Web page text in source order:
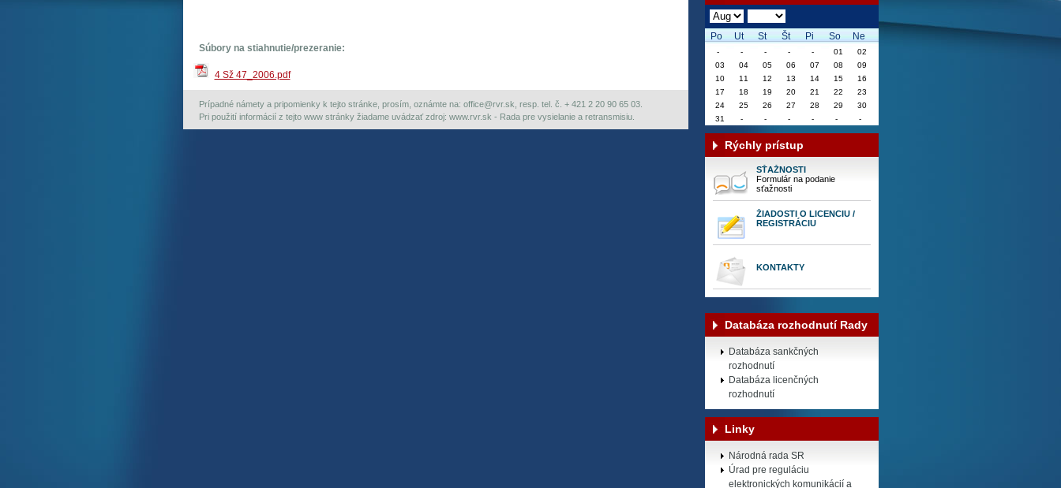
Súbory na stiahnutie/prezeranie:
4 Sž 47_2006.pdf
Prípadné námety a pripomienky k tejto stránke, prosím, oznámte na: office@rvr.sk, resp. tel. č. + 421 2 20 90 65 03.
Pri použití informácií z tejto www stránky žiadame uvádzať zdroj: www.rvr.sk - Rada pre vysielanie a retransmisiu.
Po Ut St Št Pi So Ne
Rýchly prístup
SŤAŽNOSTI
Formulár na podanie
sťažnosti
ŽIADOSTI O LICENCIU /
REGISTRÁCIU
KONTAKTY
Databáza rozhodnutí Rady
Databáza sankčných
rozhodnutí
Databáza licenčných
rozhodnutí
Linky
Národná rada SR
Úrad pre reguláciu
elektronických komunikácií a